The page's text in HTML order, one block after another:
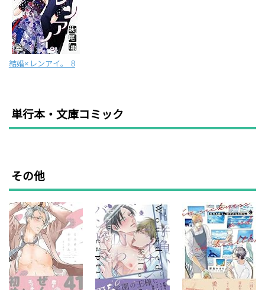
結婚×レンアイ。 8
単行本・文庫コミック
その他